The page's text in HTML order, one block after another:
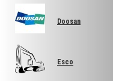
Doosan
Esco